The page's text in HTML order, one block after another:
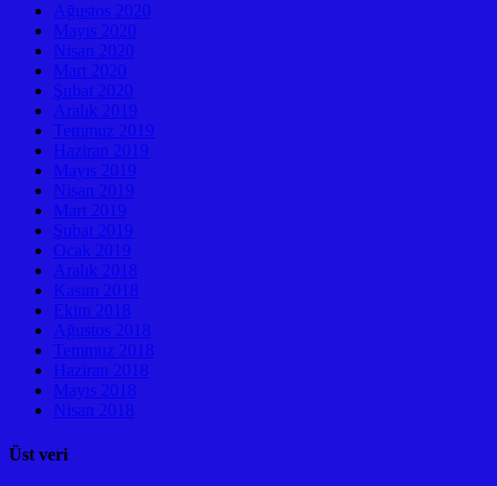
Ağustos 2020
Mayıs 2020
Nisan 2020
Mart 2020
Şubat 2020
Aralık 2019
Temmuz 2019
Haziran 2019
Mayıs 2019
Nisan 2019
Mart 2019
Şubat 2019
Ocak 2019
Aralık 2018
Kasım 2018
Ekim 2018
Ağustos 2018
Temmuz 2018
Haziran 2018
Mayıs 2018
Nisan 2018
Üst veri